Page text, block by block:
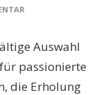
DIE
BESTEN
BADEERLEBNISSE
FÜR
Auswahl
passionierte
die Erholung